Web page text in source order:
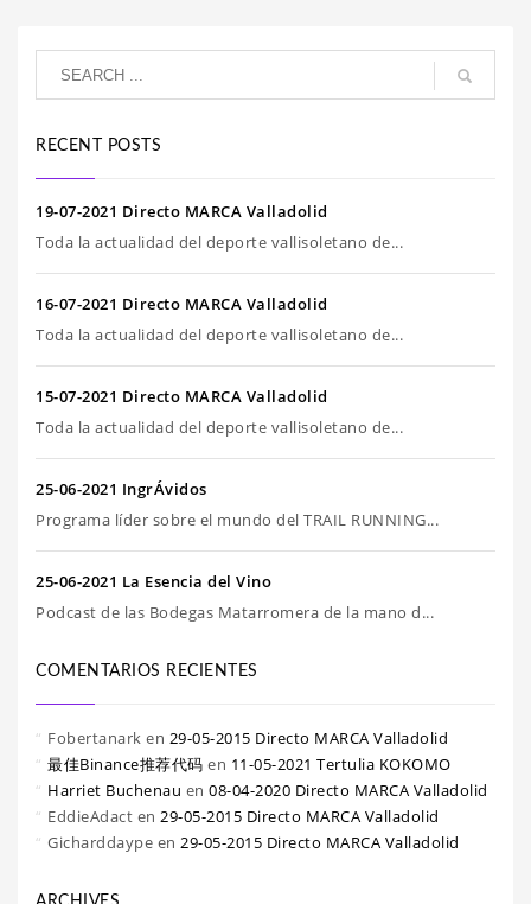
RECENT POSTS
19-07-2021 Directo MARCA Valladolid
Toda la actualidad del deporte vallisoletano de...
16-07-2021 Directo MARCA Valladolid
Toda la actualidad del deporte vallisoletano de...
15-07-2021 Directo MARCA Valladolid
Toda la actualidad del deporte vallisoletano de...
25-06-2021 IngrÁvidos
Programa líder sobre el mundo del TRAIL RUNNING...
25-06-2021 La Esencia del Vino
Podcast de las Bodegas Matarromera de la mano d...
COMENTARIOS RECIENTES
Fobertanark en 29-05-2015 Directo MARCA Valladolid
最佳Binance推荐代码 en 11-05-2021 Tertulia KOKOMO
Harriet Buchenau en 08-04-2020 Directo MARCA Valladolid
EddieAdact en 29-05-2015 Directo MARCA Valladolid
Gicharddaype en 29-05-2015 Directo MARCA Valladolid